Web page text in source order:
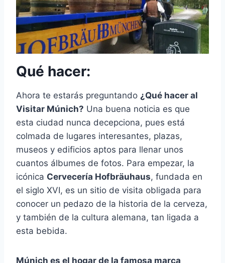
Qué hacer:
Ahora te estarás preguntando ¿Qué hacer al
Visitar Múnich? Una buena noticia es que
esta ciudad nunca decepciona, pues está
colmada de lugares interesantes, plazas,
museos y edificios aptos para llenar unos
cuantos álbumes de fotos. Para empezar, la
icónica Cervecería Hofbräuhaus, fundada en
el siglo XVI, es un sitio de visita obligada para
conocer un pedazo de la historia de la cerveza,
y también de la cultura alemana, tan ligada a
esta bebida.
Múnich es el hogar de la famosa marca